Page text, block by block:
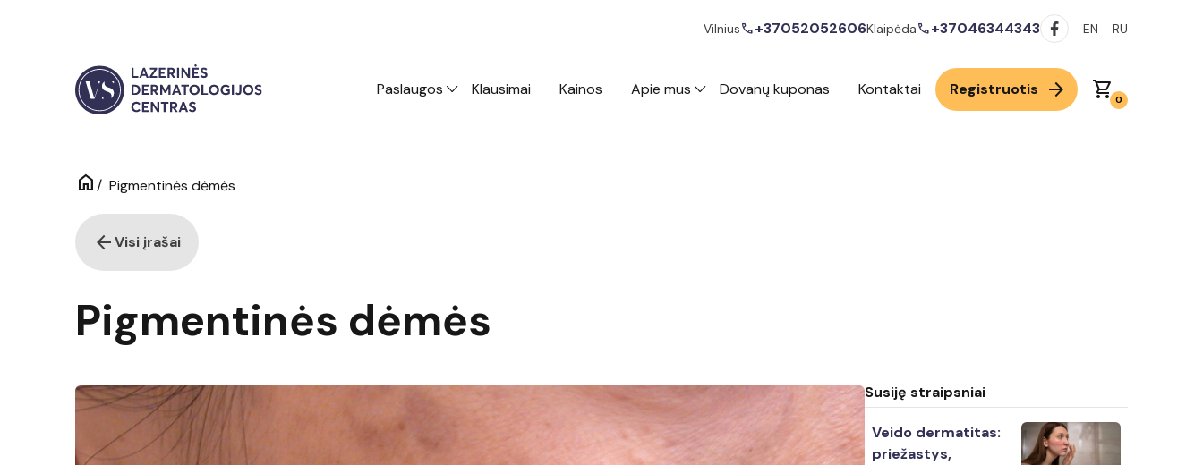
Vilniuscall+37052052606Klaipėdacall+37046344343 EN RU
Paslaugos Klausimai Kainos Apie mus Dovanų kuponas Kontaktai Registruotis arrow_forward shopping_cart0
home/ Pigmentinės dėmės
arrow_backVisi įrašai
Pigmentinės dėmės
Susiję straipsniai
Veido dermatitas:
priežastys,